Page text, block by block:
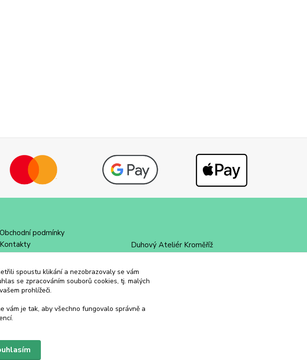
Obchodní podmínky
Kontakty
Duhový Ateliér Kroměříž
+420 734 258 002
spoustu klikání a nezobrazovaly se vám
se zpracováním souborů cookies, tj. malých
prohlížeči.
vám je tak, aby všechno fungovalo správně a